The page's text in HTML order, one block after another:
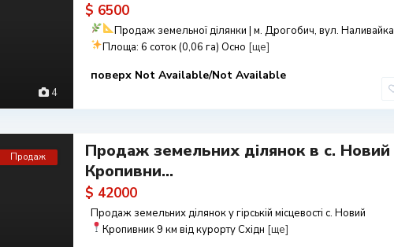
4
$ 6500
Продаж земельної ділянки | м. Дрогобич, вул. Наливайка
Площа: 6 соток (0,06 га) Осно [ще]
поверх Not Available/Not Available
Продаж
Продаж земельних ділянок в с. Новий
Кропивни...
$ 42000
Продаж земельних ділянок у гірській місцевості с. Новий
Кропивник 9 км від курорту Східн [ще]